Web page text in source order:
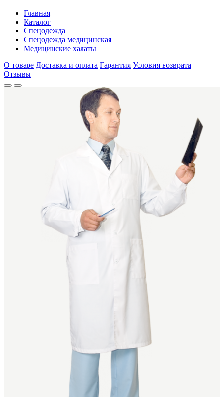
Главная
Каталог
Спецодежда
Спецодежда медицинская
Медицинские халаты
О товаре Доставка и оплата Гарантия Условия возврата
Отзывы